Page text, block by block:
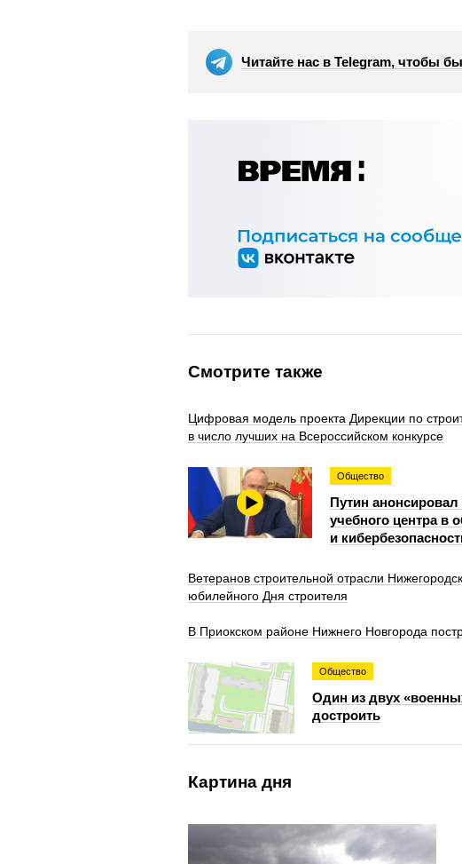
Читайте нас в Telegram, чтобы
Смотрите также
Цифровая модель проекта Дирекции по
в число лучших на Всероссийском конкурсе
Общество
Путин
учебного центра в
и
Ветеранов строительной отрасли
юбилейного Дня строителя
В Приокском районе Нижнего Новгорода
Общество
Один из двух
достроить
Картина дня